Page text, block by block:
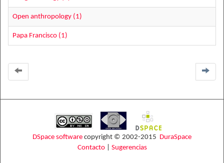
Open anthropology (1)
Papa Francisco (1)
DSpace software copyright © 2002-2015 DuraSpace
Contacto| Sugerencias